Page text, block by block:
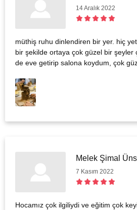
14 Aralık 2022
müthiş ruhu dinlendiren bir yer. hiç
bir şekilde ortaya çok güzel bir şeyler
de eve getirip salona koydum, çok
Melek Şimal
7 Kasım 2022
Hocamız çok ilgiliydi ve eğitim çok